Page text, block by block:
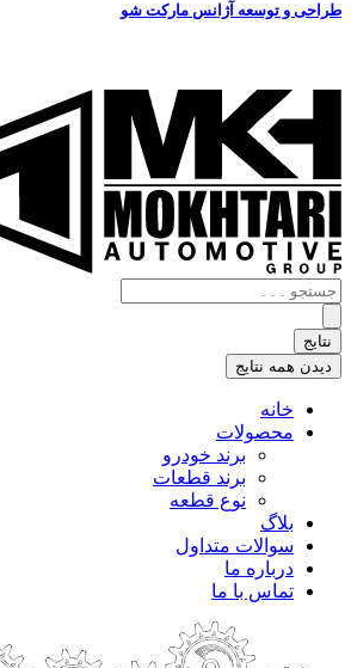
طراحی و توسعه آژانس مارکت شو
جستجو
.
.
.
نتایج
دیدن همه نتایج
خانه
محصولات
برند خودرو
برند قطعات
نوع قطعه
بلاگ
سوالات متداول
درباره ما
تماس با ما